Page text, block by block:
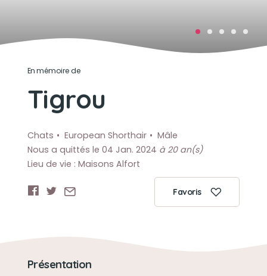
En mémoire de
Tigrou
Chats European Shorthair
Mâle
Nous a quittés le 04 Jan. 2024 à 20 an(s)
Lieu de vie : Maisons Alfort
Favoris
Présentation